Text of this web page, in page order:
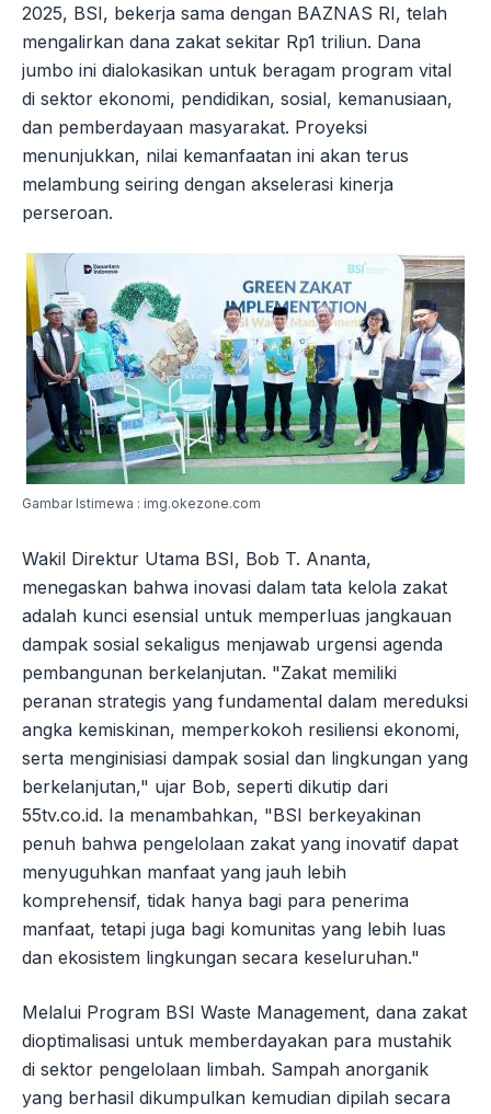
2025, BSI, bekerja sama dengan BAZNAS RI, telah
mengalirkan dana zakat sekitar Rp1 triliun. Dana
jumbo ini dialokasikan untuk beragam program vital
di sektor ekonomi, pendidikan, sosial, kemanusiaan,
dan pemberdayaan masyarakat. Proyeksi
menunjukkan, nilai kemanfaatan ini akan terus
melambung seiring dengan akselerasi kinerja
perseroan.
Gambar Istimewa : img.okezone.com
Wakil Direktur Utama BSI, Bob T. Ananta,
menegaskan bahwa inovasi dalam tata kelola zakat
adalah kunci esensial untuk memperluas jangkauan
dampak sosial sekaligus menjawab urgensi agenda
pembangunan berkelanjutan. "Zakat memiliki
peranan strategis yang fundamental dalam mereduksi
angka kemiskinan, memperkokoh resiliensi ekonomi,
serta menginisiasi dampak sosial dan lingkungan yang
berkelanjutan," ujar Bob, seperti dikutip dari
55tv.co.id. Ia menambahkan, "BSI berkeyakinan
penuh bahwa pengelolaan zakat yang inovatif dapat
menyuguhkan manfaat yang jauh lebih
komprehensif, tidak hanya bagi para penerima
manfaat, tetapi juga bagi komunitas yang lebih luas
dan ekosistem lingkungan secara keseluruhan."
Melalui Program BSI Waste Management, dana zakat
dioptimalisasi untuk memberdayakan para mustahik
di sektor pengelolaan limbah. Sampah anorganik
yang berhasil dikumpulkan kemudian dipilah secara